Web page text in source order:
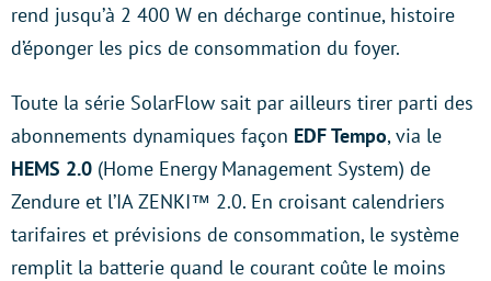
rend jusqu’à 2 400 W en décharge continue, histoire
d’éponger les pics de consommation du foyer.
Toute la série SolarFlow sait par ailleurs tirer parti des
abonnements dynamiques façon EDF Tempo, via le
HEMS 2.0 (Home Energy Management System) de
Zendure et l’IA ZENKI™ 2.0. En croisant calendriers
tarifaires et prévisions de consommation, le système
remplit la batterie quand le courant coûte le moins